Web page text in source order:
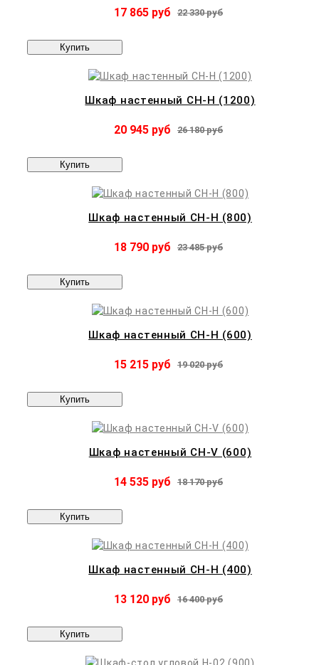
17 865 руб 22 330 руб
Купить
Шкаф настенный CH-H (1200)
20 945 руб 26 180 руб
Купить
Шкаф настенный CH-H (800)
18 790 руб 23 485 руб
Купить
Шкаф настенный CH-H (600)
15 215 руб 19 020 руб
Купить
Шкаф настенный CH-V (600)
14 535 руб 18 170 руб
Купить
Шкаф настенный CH-H (400)
13 120 руб 16 400 руб
Купить